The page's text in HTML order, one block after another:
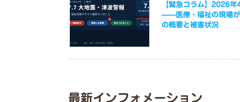
【緊急コラム】2026
——医療・福祉の現場が
の概要と被害状況
最新インフォメーション